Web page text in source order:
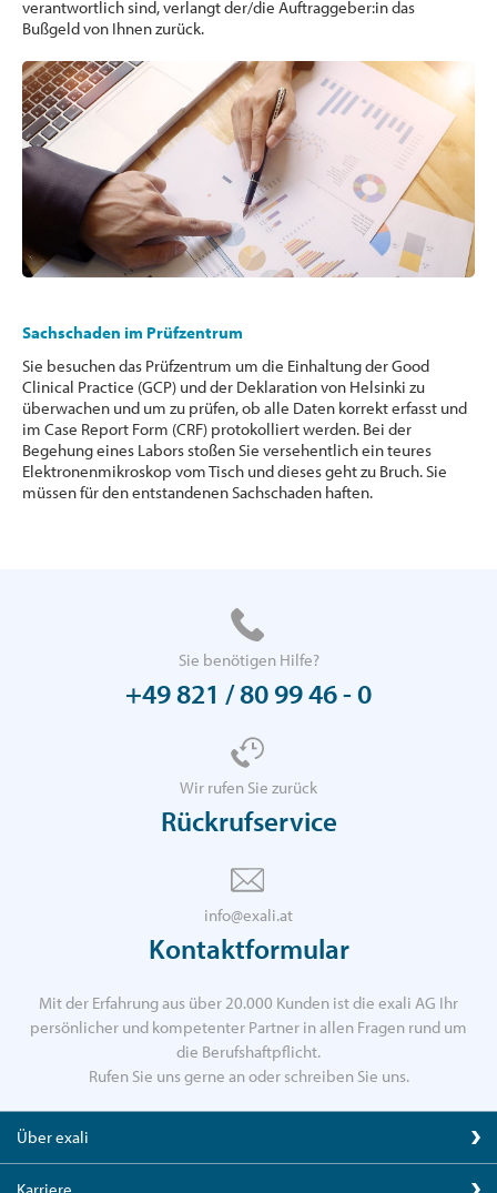
verantwortlich sind, verlangt der/die Auftraggeber:in das
Bußgeld von Ihnen zurück.
Sachschaden im Prüfzentrum
Sie besuchen das Prüfzentrum um die Einhaltung der Good
Clinical Practice (GCP) und der Deklaration von Helsinki zu
überwachen und um zu prüfen, ob alle Daten korrekt erfasst und
im Case Report Form (CRF) protokolliert werden. Bei der
Begehung eines Labors stoßen Sie versehentlich ein teures
Elektronenmikroskop vom Tisch und dieses geht zu Bruch. Sie
müssen für den entstandenen Sachschaden haften.
Sie benötigen Hilfe?
+49 821 / 80 99 46 - 0
Wir rufen Sie zurück
Rückrufservice
info@exali.at
Kontaktformular
Mit der Erfahrung aus über 20.000 Kunden ist die exali AG Ihr
persönlicher und kompetenter Partner in allen Fragen rund um
die Berufshaftpflicht.
Rufen Sie uns gerne an oder schreiben Sie uns.
Über exali
Karriere